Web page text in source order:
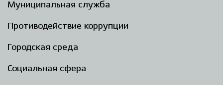
Муниципальная служба
Противодействие коррупции
Городская среда
Социальная сфера